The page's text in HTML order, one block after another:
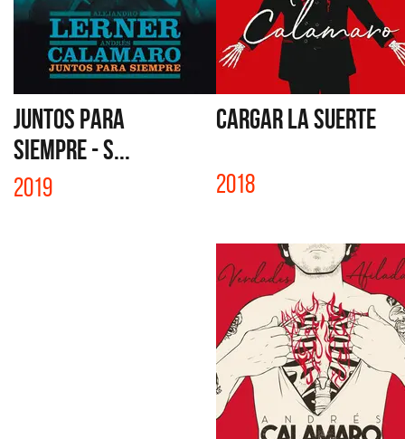
JUNTOS PARA
SIEMPRE - S...
2019
CARGAR LA SUERTE
2018